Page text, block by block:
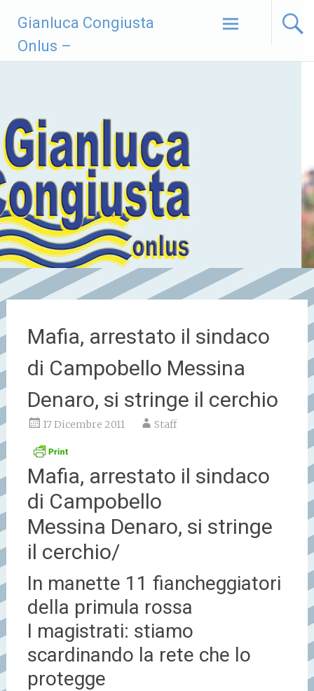
contenuto
Gianluca Congiusta
Onlus –
Mafia, arrestato il sindaco
di Campobello Messina
Denaro, si stringe il cerchio
17 Dicembre 2011 Staff
Mafia, arrestato il sindaco
di Campobello
Messina Denaro, si stringe
il cerchio/
In manette 11 fiancheggiatori
della primula rossa
I magistrati: stiamo
scardinando la rete che lo
protegge